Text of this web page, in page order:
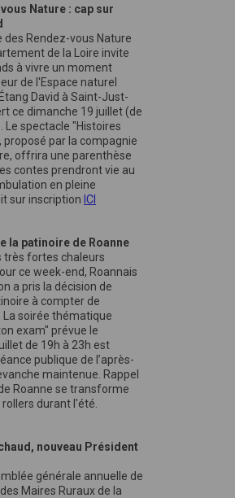
Nature : cap sur
des Rendez-vous Nature
de la Loire invite
à vivre un moment
de l'Espace naturel
David à Saint-Just-
ce dimanche 19 juillet (de
Le spectacle "Histoires
proposé par la compagnie
offrira une parenthèse
contes prendront vie au
en pleine
sur inscription ICI
la patinoire de Roanne
très fortes chaleurs
ce week-end, Roannais
a pris la décision de
à compter de
La soirée thématique
exam" prévue le
de 19h à 23h est
publique de l’après-
maintenue. Rappel
Roanne se transforme
durant l'été.
nouveau Président
générale annuelle de
Maires Ruraux de la